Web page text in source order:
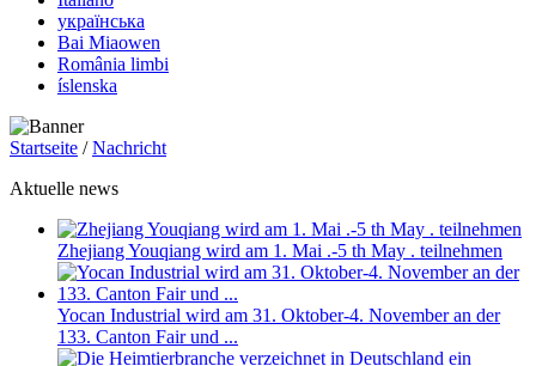
українська
Bai Miaowen
România limbi
íslenska
Startseite /Nachricht
Aktuelle news
Zhejiang Youqiang wird am 1. Mai .-5 th May . teilnehmen
Yocan Industrial wird am 31. Oktober-4. November an der
133. Canton Fair und ...